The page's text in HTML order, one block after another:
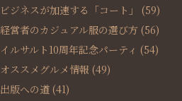
ビジネスが加速する「コート」
(59)
経営者のカジュアル服の選び方 (56)
イルサルト10周年記念パーティ (54)
オススメグルメ情報 (49)
出版への道 (41)